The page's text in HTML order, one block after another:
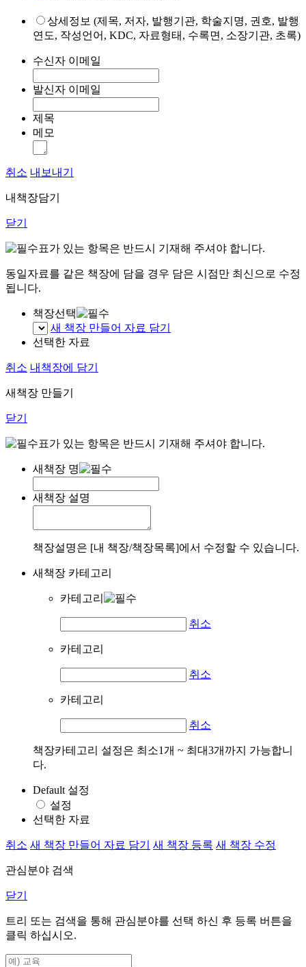
상세정보 (제목, 저자, 발행기관, 학술지명, 권호, 발행
연도, 작성언어, KDC, 자료형태, 수록면, 소장기관, 초록)
수신자 이메일
발신자 이메일
제목
메모
취소 내보내기
내책장담기
닫기
표가 있는 항목은 반드시 기재해 주셔야 합니다.
동일자료를 같은 책장에 담을 경우 담은 시점만 최신으로 수정
됩니다.
책장선택
새 책장 만들어 자료 담기
선택한 자료
취소 내책장에 담기
새책장 만들기
닫기
표가 있는 항목은 반드시 기재해 주셔야 합니다.
새책장 명
새책장 설명
책장설명은 [내 책장/책장목록]에서 수정할 수 있습니다.
새책장 카테고리
카테고리
취소
카테고리
취소
카테고리
취소
책장카테고리 설정은 최소1개 ~ 최대3개까지 가능합니
다.
Default 설정
설정
선택한 자료
취소 새 책장 만들어 자료 담기 새 책장 등록 새 책장 수정
관심분야 검색
닫기
트리 또는 검색을 통해 관심분야를 선택 하신 후 등록 버튼을
클릭 하십시오.